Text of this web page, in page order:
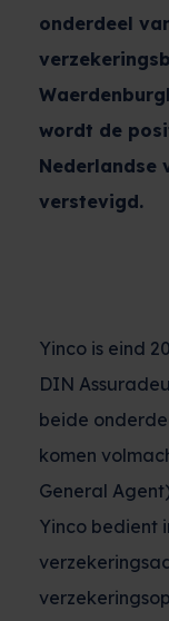
onderdeel
wordt de
Nederlandse
verstevigd.
Yinco is eind
DIN
beide
komen
General
Yinco bedient